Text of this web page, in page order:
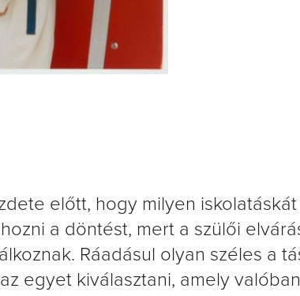
előtt, hogy milyen iskolatáskát
a döntést, mert a szülői
Ráadásul olyan széles a
egyet kiválasztani, amely